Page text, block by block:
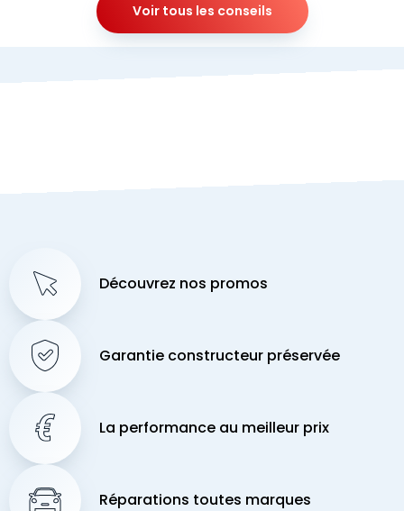
Voir tous les conseils
Découvrez nos promos
Garantie constructeur préservée
La performance au meilleur prix
Réparations toutes marques